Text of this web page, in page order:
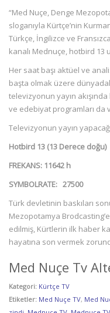
“Med Nuçe, Denge
sloganıyla Kürtçe’nin
Türkçe, İngilizce ve
kanalı Mednuçe, hotbird 13
Her saat başı aktüel ve
başta olmak üzere
televizyonun yayın
ve edebiyat programları da
Televizyonun yayın
Hotbird 13 (13 Derece doğu)
FREKANS: 11642 h
SYMBOLRATE: 27500
Türk devletinin baskıları
Mezopotamya
edilmiş, Kürtlerin ilk haber
hayatına son vermek
Med Nuçe Tv
Kategori: Kürtçe TV
Etiketler: Med Nuçe TV, Med